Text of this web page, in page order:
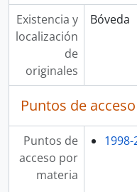
Existencia y
localización
de
originales
Bóveda
Puntos de acceso
Puntos de
acceso por
materia
1998-